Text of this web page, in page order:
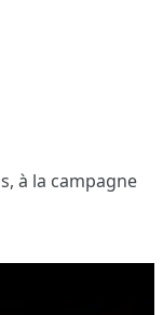
à la campagne